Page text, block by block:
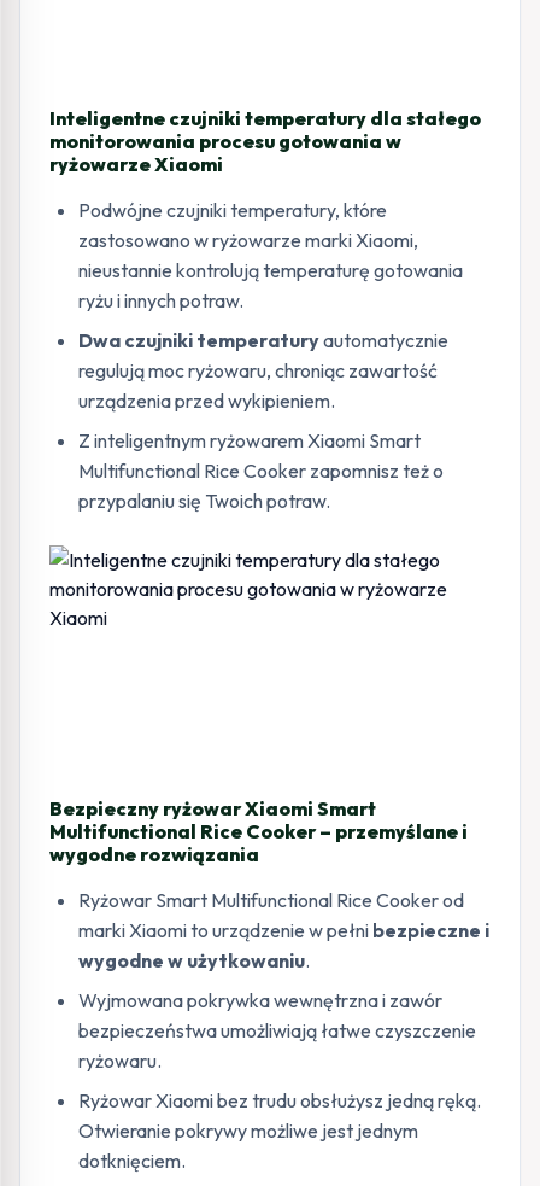
Inteligentne czujniki temperatury dla stałego
monitorowania procesu gotowania w
ryżowarze Xiaomi
Podwójne czujniki temperatury, które
zastosowano w ryżowarze marki Xiaomi,
nieustannie kontrolują temperaturę gotowania
ryżu i innych potraw.
Dwa czujniki temperaturyautomatycznie
regulują moc ryżowaru, chroniąc zawartość
urządzenia przed wykipieniem.
Z inteligentnym ryżowarem Xiaomi Smart
Multifunctional Rice Cooker zapomnisz też o
przypalaniu się Twoich potraw.
Bezpieczny ryżowar Xiaomi Smart
Multifunctional Rice Cooker – przemyślane i
wygodne rozwiązania
Ryżowar Smart Multifunctional Rice Cooker od
marki Xiaomi to urządzenie w pełni bezpieczne i
wygodne w użytkowaniu.
Wyjmowana pokrywka wewnętrzna i zawór
bezpieczeństwa umożliwiają łatwe czyszczenie
ryżowaru.
Ryżowar Xiaomi bez trudu obsłużysz jedną ręką.
Otwieranie pokrywy możliwe jest jednym
dotknięciem.